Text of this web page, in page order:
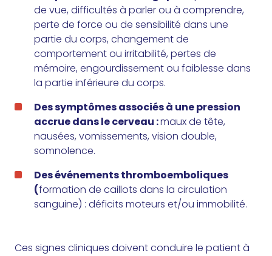
de vue, difficultés à parler ou à comprendre,
perte de force ou de sensibilité dans une
partie du corps, changement de
comportement ou irritabilité, pertes de
mémoire, engourdissement ou faiblesse dans
la partie inférieure du corps.
Des symptômes associés à une pression
accrue dans le cerveau :maux de tête,
nausées, vomissements, vision double,
somnolence.
Des événements thromboemboliques
(formation de caillots dans la circulation
sanguine) : déficits moteurs et/ou immobilité.
Ces signes cliniques doivent conduire le patient à